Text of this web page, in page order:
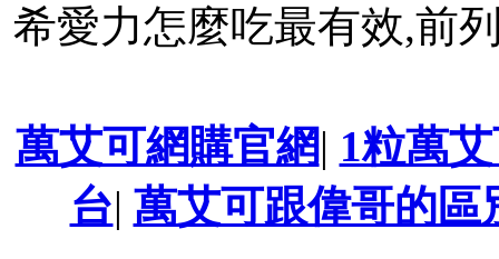
希愛力怎麼吃最有效,前
萬艾可網購官網| 1粒萬
台| 萬艾可跟偉哥的區